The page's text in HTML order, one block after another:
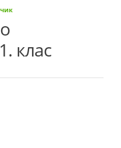
клас